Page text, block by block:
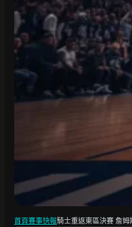
首頁賽事快報騎士重返東區決賽 詹